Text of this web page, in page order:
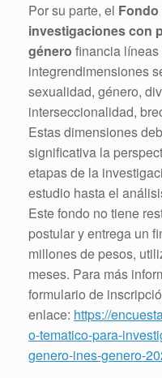
Por su parte, el
investigaciones con
género financia
integrendimensiones
sexualidad, género,
interseccionalidad,
Estas dimensiones
significativa la
etapas de la
estudio hasta el
Este fondo no tiene
postular y entrega un
millones de pesos,
meses. Para más
formulario de
enlace: https://
o-tematico-para-
genero-ines-genero-